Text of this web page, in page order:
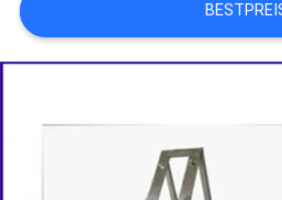
FORDERN
SIE EIN